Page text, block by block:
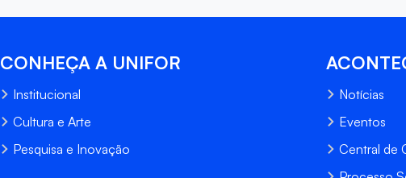
CONHEÇA A UNIFOR
Institucional
Cultura e Arte
Pesquisa e Inovação
Notícias
Eventos
Central de